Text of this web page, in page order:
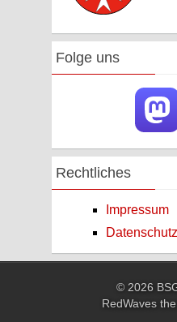
Folge uns
Rechtliches
Impressum
© 2026
RedWaves